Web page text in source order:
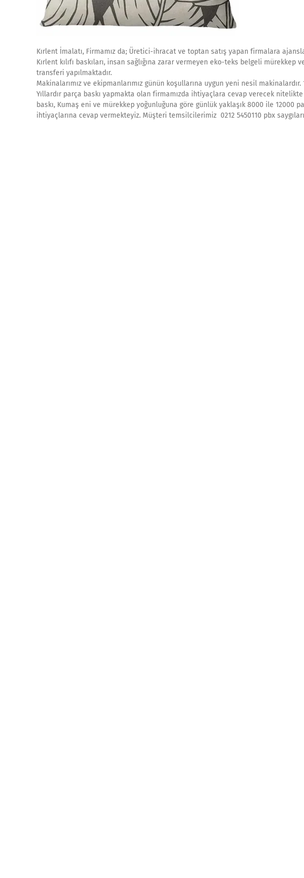
Kırlent İmalatı, Firmamız da; Üretici-ihracat ve toptan satış yapan firmalara
Kırlent kılıfı baskıları, insan sağlığına zarar vermeyen eko-teks belgeli
transferi yapılmaktadır.
Makinalarımız ve ekipmanlarımız günün koşullarına uygun yeni nesil
Yıllardır parça baskı yapmakta olan firmamızda ihtiyaçlara cevap verecek
baskı, Kumaş eni ve mürekkep yoğunluğuna göre günlük yaklaşık 8000 ile 12000
ihtiyaçlarına cevap vermekteyiz. Müşteri temsilcilerimiz 0212 5450110 pbx